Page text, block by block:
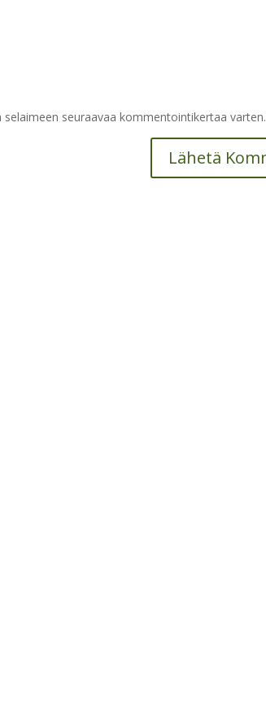
seuraavaa kommentointikertaa varten.